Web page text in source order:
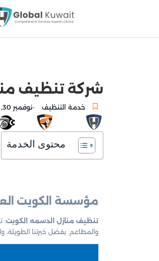
شركة تنظيف منازل الدسمه
خدمة التنظيف -نوفمبر 30, 2024
محتوى الخدمة
مؤسسة الكويت
تنظيف منازل الدسمه الكويت:
والمطاعم. بفضل خبرتنا الطويلة،